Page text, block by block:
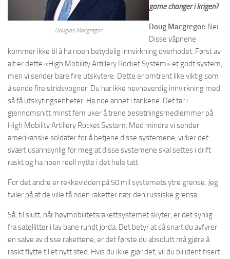
Douglas Macgregor
game changer i krigen?
Doug Macgregor: Nei.
Disse våpnene
kommer ikke til å ha noen betydelig innvirkning overhodet. Først av
alt er dette «High Mobility Artillery Rocket System» et godt system,
men vi sender bare fire utskytere. Dette er omtrent like viktig som
å sende fire stridsvogner. Du har ikke nevneverdig innvirkning med
så få utskytingsenheter. Ha noe annet i tankene. Det tar i
gjennomsnitt minst fem uker å trene besetningsmedlemmer på
High Mobility Artillery Rocket System. Med mindre vi sender
amerikanske soldater for å betjene disse systemene, virker det
svært usannsynlig for meg at disse systemene skal settes i drift
raskt og ha noen reell nytte i det hele tatt.
For det andre er rekkevidden på 50 mil systemets ytre grense. Jeg
tviler på at de ville få noen raketter nær den russiske grensa.
Så, til slutt, når høymobilitetsrakettsystemet skyter, er det synlig
fra satellitter i lav bane rundt jorda. Det betyr at så snart du avfyrer
en salve av disse rakettene, er det første du absolutt må gjøre å
raskt flytte til et nytt sted. Hvis du ikke gjør det, vil du bli identifisert